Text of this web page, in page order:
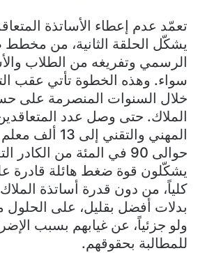
تعمّد عدم إعطاء الأساتذة
يشكّل الحلقة الثانية، من مخطط
الرسمي وتفريغه من الطلاب
سواء. وهذه الخطوة تأتي عقب
خلال السنوات المنصرمة على
الملاك. حتى وصل عدد
المهني والتقني
حوالى 90 في المئة من
يشكّلون قوة ضغط هائلة قادرة
كلياً، من دون قدرة أساتذة
بدلات أفضل بقليل، على الحلول
ولو جزئياً، عن غيابهم بسبب
للمطالبة بحقوقهم.